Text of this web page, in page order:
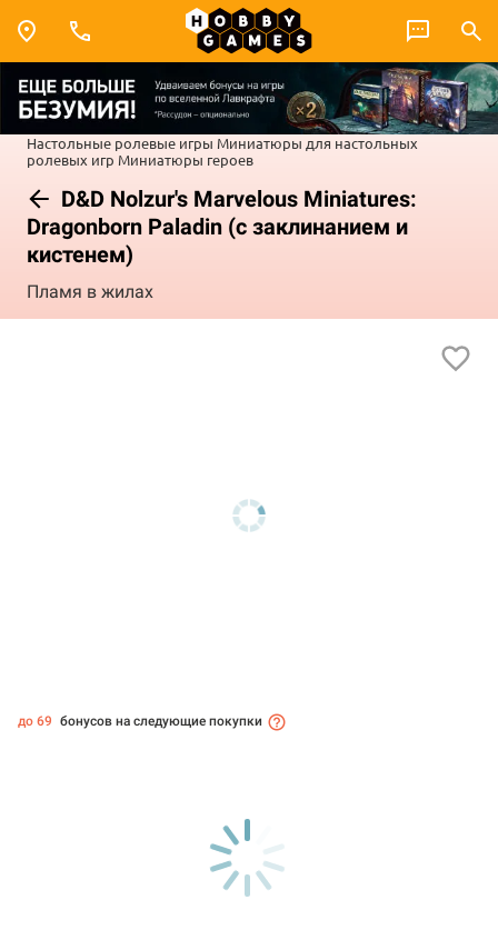
Настольные ролевые игры Миниатюры для настольных
ролевых игр Миниатюры героев
D&D Nolzur's Marvelous Miniatures:
Dragonborn Paladin (с заклинанием и
кистенем)
Пламя в жилах
до 69 бонусов на следующие покупки